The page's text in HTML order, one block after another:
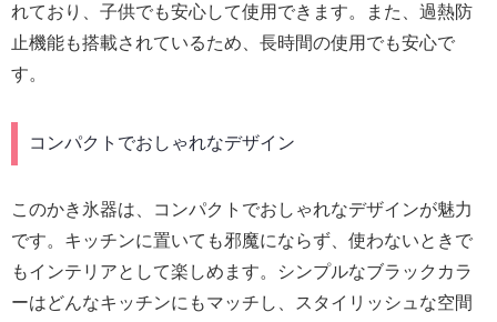
れており、子供でも安心して使用できます。また、過熱防
止機能も搭載されているため、長時間の使用でも安心で
す。
コンパクトでおしゃれなデザイン
このかき氷器は、コンパクトでおしゃれなデザインが魅力
です。キッチンに置いても邪魔にならず、使わないときで
もインテリアとして楽しめます。シンプルなブラックカラ
ーはどんなキッチンにもマッチし、スタイリッシュな空間